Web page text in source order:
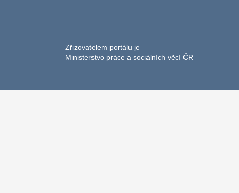
Zřizovatelem portálu je
Ministerstvo práce a sociálních věcí ČR